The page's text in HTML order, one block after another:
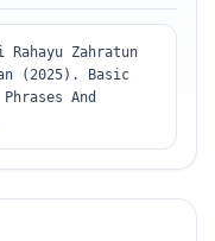
Zahratun
(2025). Basic
And